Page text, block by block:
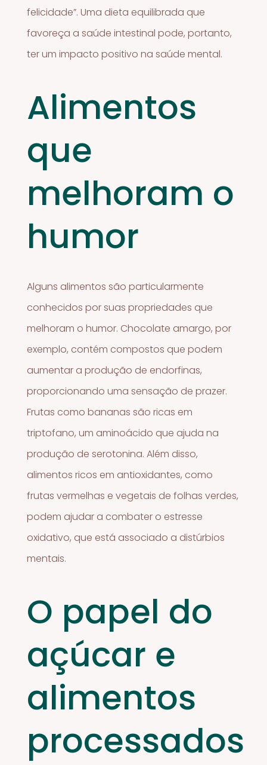
felicidade”. Uma dieta equilibrada que
favoreça a saúde intestinal pode, portanto,
ter um impacto positivo na saúde mental.
Alimentos
que
melhoram o
humor
Alguns alimentos são particularmente
conhecidos por suas propriedades que
melhoram o humor. Chocolate amargo, por
exemplo, contém compostos que podem
aumentar a produção de endorfinas,
proporcionando uma sensação de prazer.
Frutas como bananas são ricas em
triptofano, um aminoácido que ajuda na
produção de serotonina. Além disso,
alimentos ricos em antioxidantes, como
frutas vermelhas e vegetais de folhas verdes,
podem ajudar a combater o estresse
oxidativo, que está associado a distúrbios
mentais.
O papel do
açúcar e
alimentos
processados